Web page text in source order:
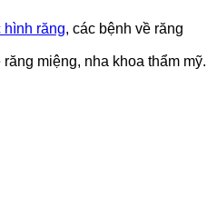
hình răng, các bệnh về răng
miệng, nha khoa thẩm mỹ.